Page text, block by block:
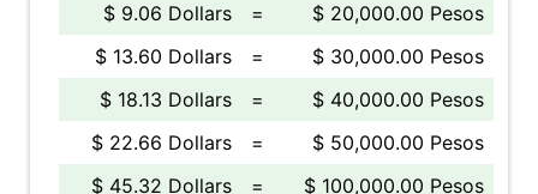
$ 9.06 Dollars
=
$ 20,000.00 Pesos
$ 13.60 Dollars
=
$ 30,000.00 Pesos
$ 18.13 Dollars
=
$ 40,000.00 Pesos
$ 22.66 Dollars
=
$ 50,000.00 Pesos
$ 45.32 Dollars
= $ 100,000.00 Pesos